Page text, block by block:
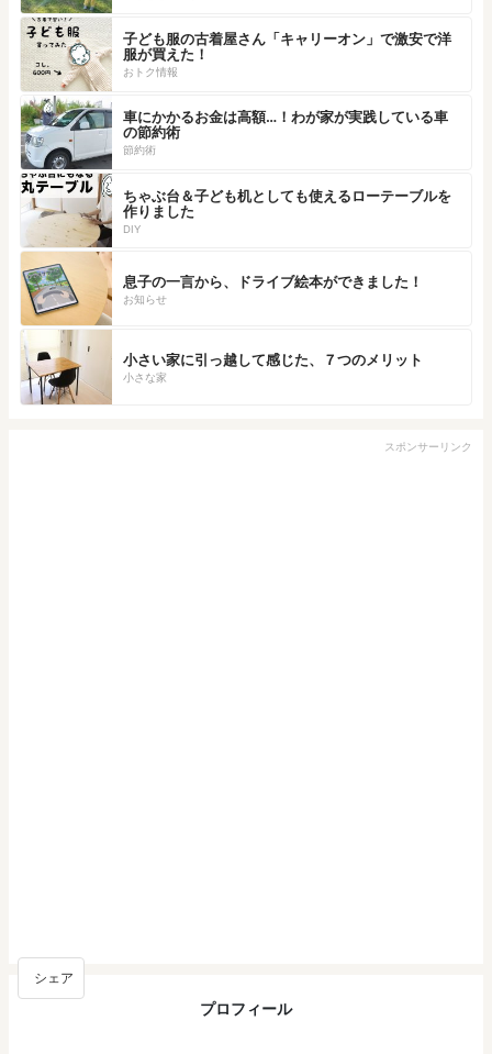
子ども服の古着屋さん「キャリーオン」で激安で洋
服が買えた！
おトク情報
車にかかるお金は高額…！わが家が実践している車
の節約術
節約術
ちゃぶ台＆子ども机としても使えるローテーブルを
作りました
DIY
息子の一言から、ドライブ絵本ができました！
お知らせ
小さい家に引っ越して感じた、７つのメリット
小さな家
スポンサーリンク
プロフィール
シェア